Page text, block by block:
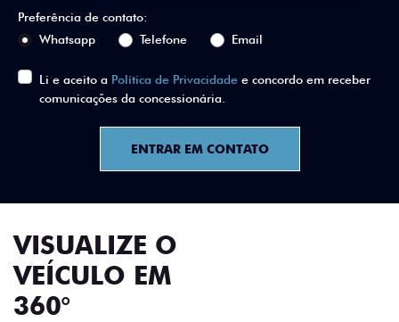
Preferência de contato:
Whatsapp
Telefone Email
Li e aceito a Política de Privacidade e concordo em receber
comunicações da concessionária.
ENTRAR EM CONTATO
VISUALIZE O
VEÍCULO EM
360°